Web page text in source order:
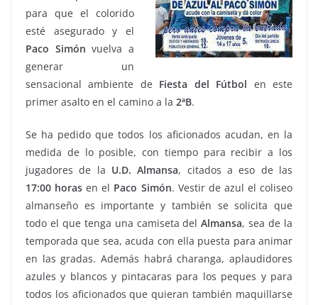
para que el colorido
esté asegurado y el
Paco Simón vuelva a
generar un
sensacional ambiente de Fiesta del Fútbol en este
primer asalto en el camino a la 2ªB.
Se ha pedido que todos los aficionados acudan, en la
medida de lo posible, con tiempo para recibir a los
jugadores de la U.D. Almansa, citados a eso de las
17:00 horas en el Paco Simón. Vestir de azul el coliseo
almanseño es importante y también se solicita que
todo el que tenga una camiseta delAlmansa, sea de la
temporada que sea, acuda con ella puesta para animar
en las gradas. Además habrá charanga, aplaudidores
azules y blancos y pintacaras para los peques y para
todos los aficionados que quieran también maquillarse